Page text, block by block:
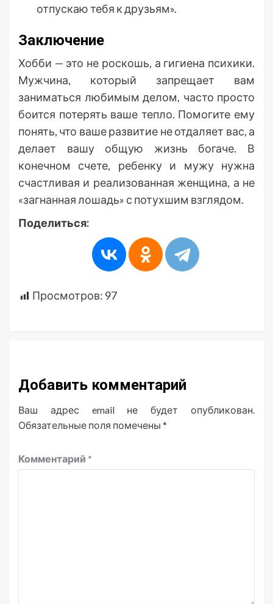
отпускаю тебя к друзьям».
Заключение
Хобби — это не роскошь, а гигиена психики.
Мужчина, который запрещает вам
заниматься любимым делом, часто просто
боится потерять ваше тепло. Помогите ему
понять, что ваше развитие не отдаляет вас, а
делает вашу общую жизнь богаче. В
конечном счете, ребенку и мужу нужна
счастливая и реализованная женщина, а не
«загнанная лошадь» с потухшим взглядом.
Поделиться:
Просмотров: 97
Добавить комментарий
Ваш адрес email не будет опубликован.
Обязательные поля помечены *
Комментарий *